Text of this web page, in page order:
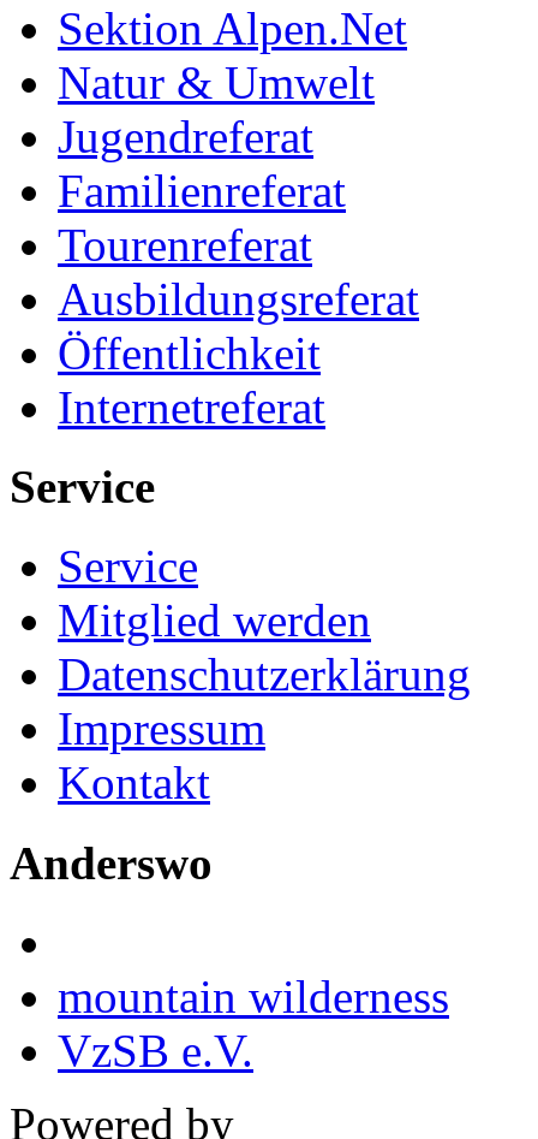
Sektion Alpen.Net
Natur & Umwelt
Jugendreferat
Familienreferat
Tourenreferat
Ausbildungsreferat
Öffentlichkeit
Internetreferat
Service
Service
Mitglied werden
Datenschutzerklärung
Impressum
Kontakt
Anderswo
mountain wilderness
VzSB e.V.
Powered by